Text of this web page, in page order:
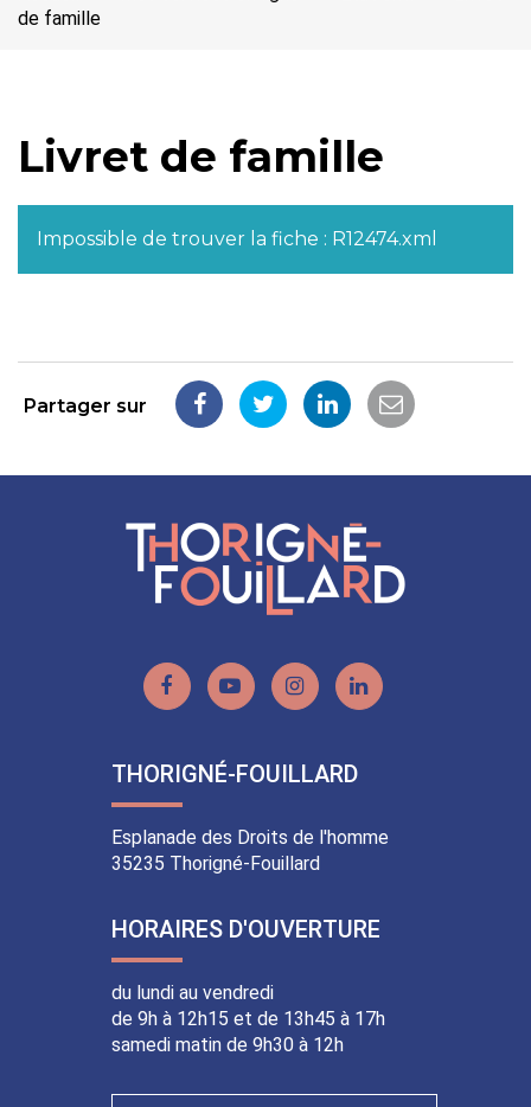
de famille
Livret de famille
Impossible de trouver la fiche : R12474.xml
Partager sur
PartagerPartagerPartagerPartager
Lien
le
compte
Lien
la
chaîne
Lien
le
compte
Lien
THORIGNÉ-FOUILLARD
Esplanade des Droits de l'homme
35235 Thorigné-Fouillard
HORAIRES D'OUVERTURE
du lundi au vendredi
de 9h à 12h15 et de 13h45 à 17h
samedi matin de 9h30 à 12h